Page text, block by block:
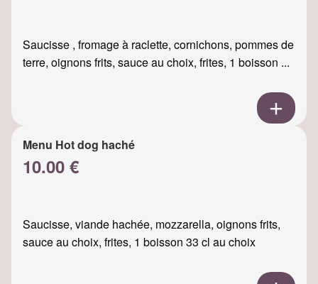
Saucisse , fromage à raclette, cornichons, pommes de
terre, oignons frits, sauce au choix, frites, 1 boisson ...
Menu Hot dog haché
10.00 €
Saucisse, viande hachée, mozzarella, oignons frits,
sauce au choix, frites, 1 boisson 33 cl au choix